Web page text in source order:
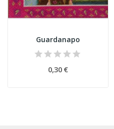
Guardanapo
0,30 €